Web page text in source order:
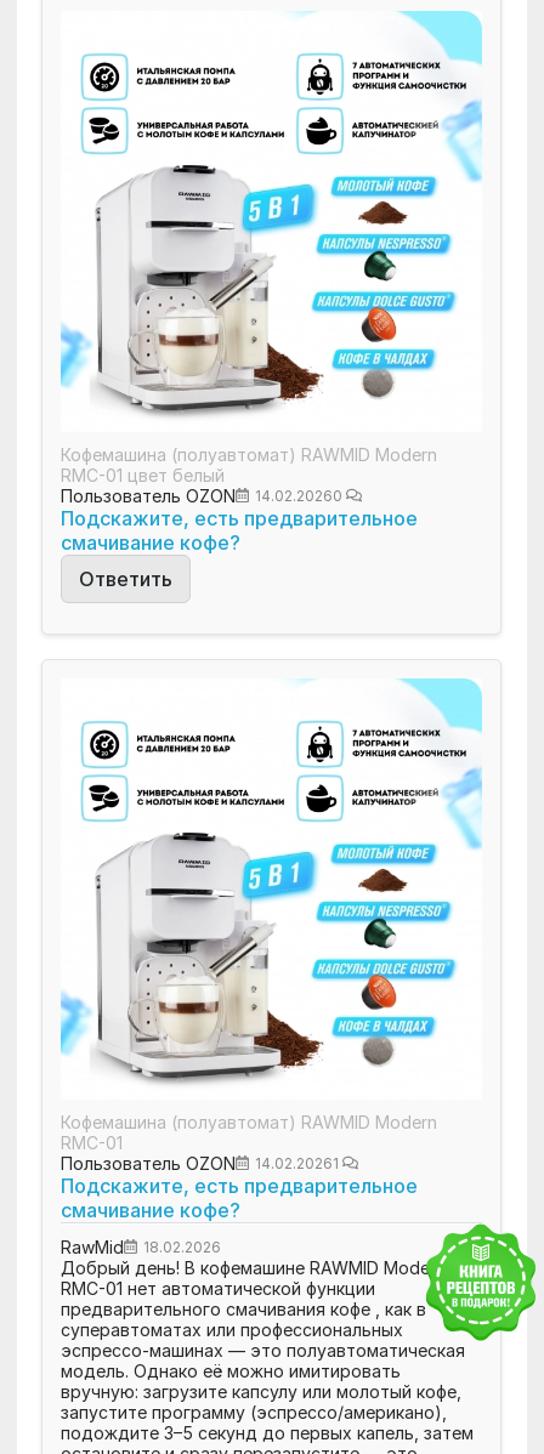
Кофемашина (полуавтомат) RAWMID Modern
RMC-01 цвет белый
Пользователь OZON
14.02.20260
Подскажите, есть предварительное
смачивание кофе?
Ответить
Кофемашина (полуавтомат) RAWMID Modern
RMC-01
Пользователь OZON
14.02.20261
Подскажите, есть предварительное
смачивание кофе?
RawMid 18.02.2026
Добрый день! В кофемашине RAWMID Modern
RMC-01 нет автоматической функции
предварительного смачивания кофе , как в
суперавтоматах или профессиональных
эспрессо-машинах — это полуавтоматическая
модель. Однако её можно имитировать
вручную: загрузите капсулу или молотый кофе,
запустите программу (эспрессо/американо),
подождите 3–5 секунд до первых капель, затем